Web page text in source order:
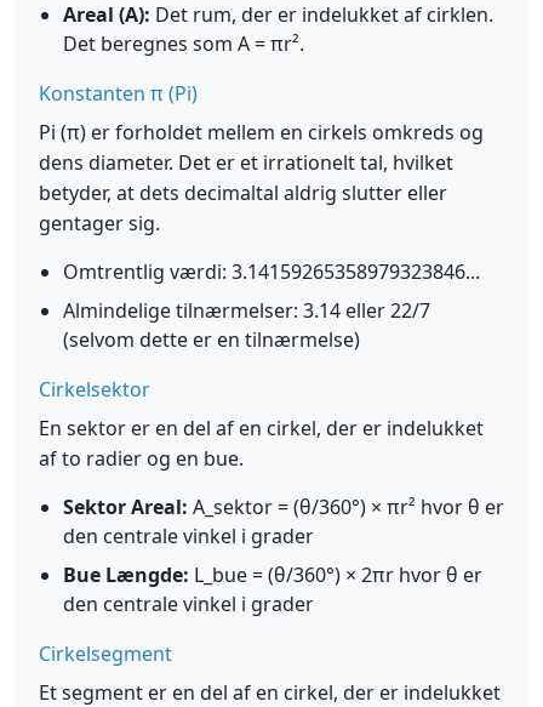
Areal (A): Det rum, der er indelukket af cirklen.
Det beregnes som A = πr².
Konstanten π (Pi)
Pi (π) er forholdet mellem en cirkels omkreds og
dens diameter. Det er et irrationelt tal, hvilket
betyder, at dets decimaltal aldrig slutter eller
gentager sig.
Omtrentlig værdi: 3.14159265358979323846...
Almindelige tilnærmelser: 3.14 eller 22/7
(selvom dette er en tilnærmelse)
Cirkelsektor
En sektor er en del af en cirkel, der er indelukket
af to radier og en bue.
Sektor Areal: A_sektor = (θ/360°) × πr² hvor θ er
den centrale vinkel i grader
Bue Længde: L_bue = (θ/360°) × 2πr hvor θ er
den centrale vinkel i grader
Cirkelsegment
Et segment er en del af en cirkel, der er indelukket